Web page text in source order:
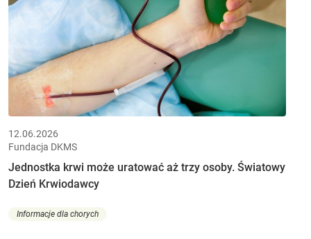
12.06.2026
Fundacja DKMS
Jednostka krwi może uratować aż trzy osoby. Światowy
Dzień Krwiodawcy
Informacje dla chorych